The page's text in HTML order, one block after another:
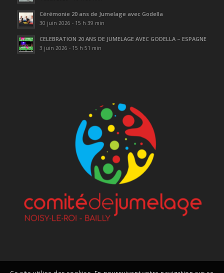
Cérémonie 20 ans de Jumelage avec Godella
30 juin 2026 - 15 h 39 min
CELEBRATION 20 ANS DE JUMELAGE AVEC GODELLA – ESPAGNE
3 juin 2026 - 15 h 51 min